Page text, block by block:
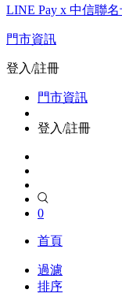
LINE Pay x 中信聯
門市資訊
登入/註冊
門市資訊
登入/註冊
0
首頁
過濾
排序